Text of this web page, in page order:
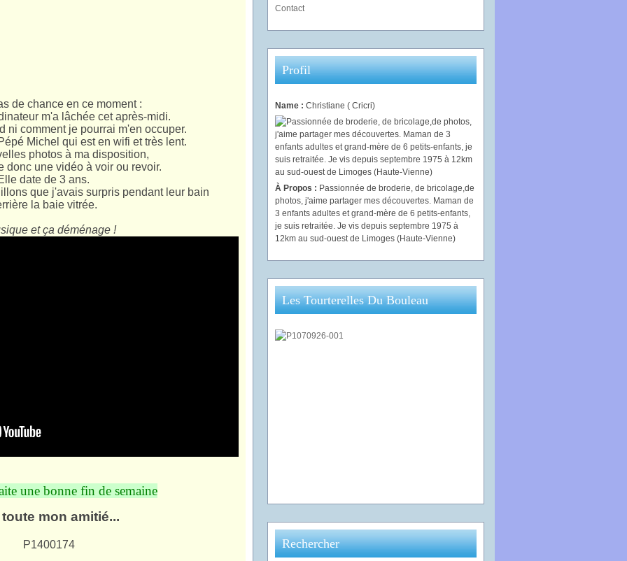
de chance en ce moment :
m'a lâchée cet après-midi.
ni comment je pourrai m'en occuper.
Michel qui est en wifi et très lent.
photos à ma disposition,
donc une vidéo à voir ou revoir.
date de 3 ans.
que j'avais surpris pendant leur bain
la baie vitrée.
et ça déménage !
une bonne fin de semaine
mon amitié...
Contact
Profil
Name : Christiane ( Cricri)
À Propos : Passionnée de broderie, de bricolage,de
photos, j'aime partager mes découvertes. Maman de
3 enfants adultes et grand-mère de 6 petits-enfants,
je suis retraitée. Je vis depuis septembre 1975 à
12km au sud-ouest de Limoges (Haute-Vienne)
Les Tourterelles Du Bouleau
Rechercher